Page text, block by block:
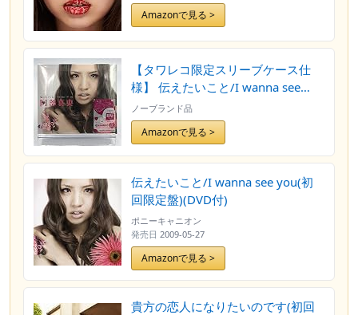
Amazonで見る >
【タワレコ限定スリーブケース仕
様】 伝えたいこと/I wanna see
you(初回限定盤)(DVD付)
ノーブランド品
Amazonで見る >
伝えたいこと/I wanna see you(初
回限定盤)(DVD付)
ポニーキャニオン
発売日 2009-05-27
Amazonで見る >
貴方の恋人になりたいのです(初回